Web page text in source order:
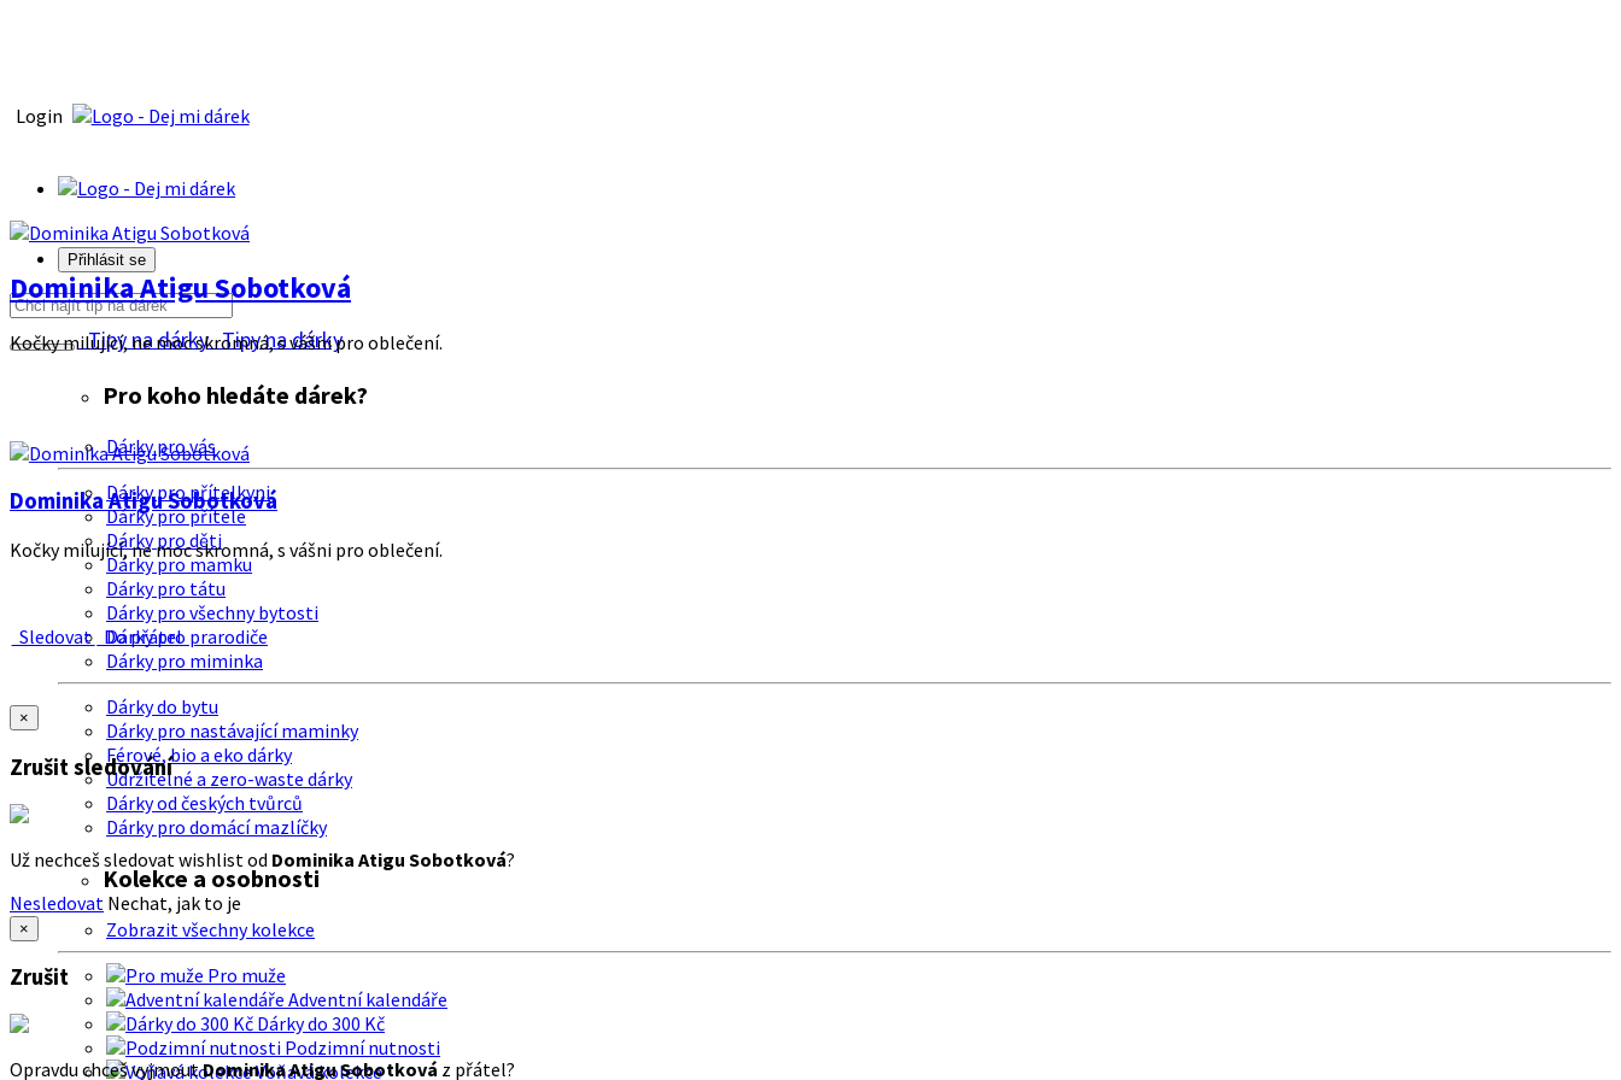
Login
Přihlásit se
Tipy na dárkyTipy na dárky
Pro koho hledáte dárek?
Dárky pro vás
Dárky pro přítelkyni
Dárky pro přítele
Dárky pro děti
Dárky pro mamku
Dárky pro tátu
Dárky pro všechny bytosti
Dárky pro prarodiče
Dárky pro miminka
Dárky do bytu
Dárky pro nastávající maminky
Férové, bio a eko dárky
Udržitelné a zero-waste dárky
Dárky od českých tvůrců
Dárky pro domácí mazlíčky
Kolekce a osobnosti
Zobrazit všechny kolekce
Pro muže
Adventní kalendáře
Dárky do 300 Kč
Podzimní nutnosti
Voňavá kolekce
Dominika Atigu Sobotková
Kočky milující, ne moc skromná, s vášni pro oblečení.
Dominika Atigu Sobotková
Kočky milující, ne moc skromná, s vášni pro oblečení.
Sledovat Do přátel
×
Zrušit sledování
Už nechceš sledovat wishlist od Dominika Atigu Sobotková?
Nesledovat Nechat, jak to je
×
Zrušit
Opravdu chceš vyjmoutDominika Atigu Sobotková z přátel?